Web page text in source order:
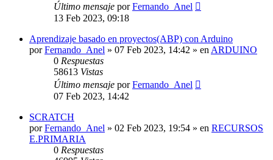
Último mensaje porFernando_Anel
13 Feb 2023, 09:18
Aprendizaje basado en proyectos(ABP) con Arduino
porFernando_Anel » 07 Feb 2023, 14:42 » en ARDUINO
0 Respuestas
58613 Vistas
Último mensaje porFernando_Anel
07 Feb 2023, 14:42
SCRATCH
porFernando_Anel » 02 Feb 2023, 19:54 » en RECURSOS
E.PRIMARIA
0 Respuestas